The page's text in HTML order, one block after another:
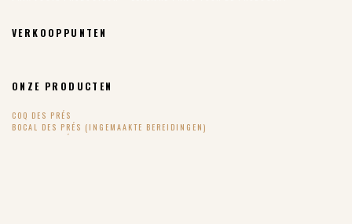
VERKOOPPUNTEN
ONZE PRODUCTEN
COQ DES PRÉS
BOCAL DES PRÉS (INGEMAAKTE BEREIDINGEN)
OEUF DES PRÉS